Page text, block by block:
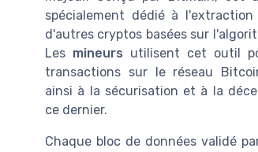
spécialement dédié à l'extraction
d'autres cryptos basées sur
Les mineurs utilisent cet outil
transactions sur le réseau
ainsi à la sécurisation et à la
ce dernier.
Chaque bloc de données validé